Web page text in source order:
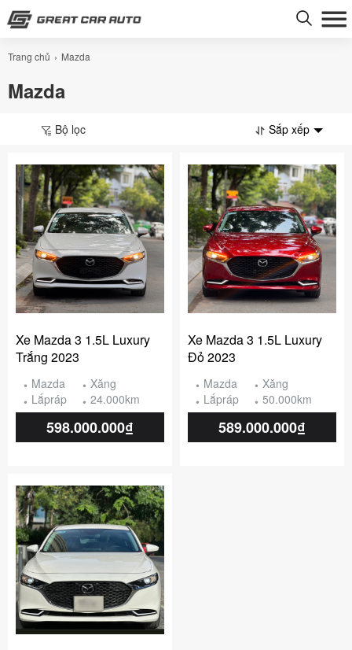
Trang chủ Mazda
Mazda
Bộ lọc Sắp xếp
Xe Mazda 3 1.5L Luxury
Trắng 2023
Mazda
Xăng
Lắpráp
24.000km
598.000.000₫
Xe Mazda 3 1.5L Luxury
Đỏ 2023
Mazda
Xăng
Lắpráp
50.000km
589.000.000₫